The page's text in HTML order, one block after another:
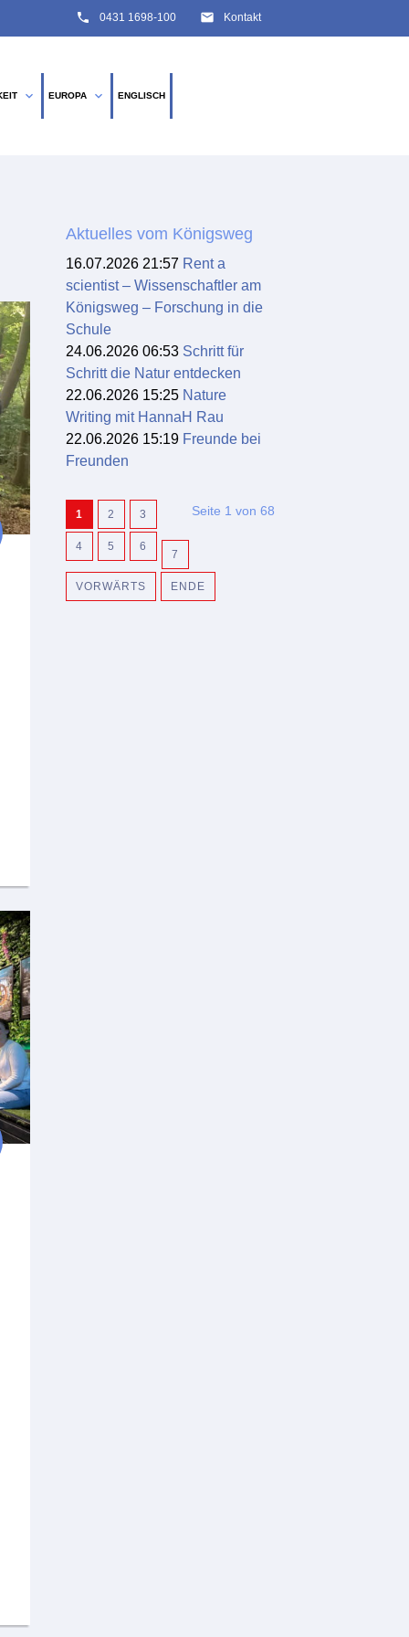
email Kontakt
phone 0431 1698-100
expand_more EUROPA expand_more ENGLISCH
SUCHEN
Aktuelles vom Königsweg
16.07.2026 21:57 Rent a
scientist – Wissenschaftler am
Königsweg – Forschung in die
Schule
24.06.2026 06:53 Schritt für
Schritt die Natur entdecken
22.06.2026 15:25 Nature
Writing mit HannaH Rau
22.06.2026 15:19 Freunde bei
Freunden
Seite 1 von 68
1 2 3
4 5 6
7
VORWÄRTS ENDE